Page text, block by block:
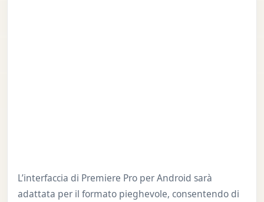
L’interfaccia di Premiere Pro per Android sarà
adattata per il formato pieghevole, consentendo di